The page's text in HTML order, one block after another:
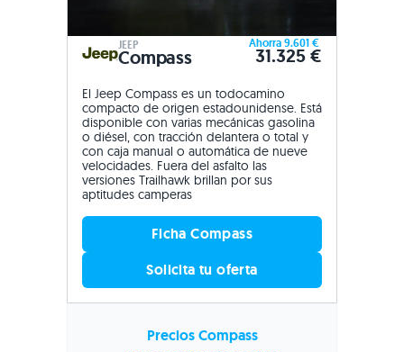
JEEP
Compass
Ahorra 9.601 €
31.325 €
El Jeep Compass es un todocamino
compacto de origen estadounidense. Está
disponible con varias mecánicas gasolina
o diésel, con tracción delantera o total y
con caja manual o automática de nueve
velocidades. Fuera del asfalto las
versiones Trailhawk brillan por sus
aptitudes camperas
Ficha Compass
Solicita tu oferta
Precios Compass